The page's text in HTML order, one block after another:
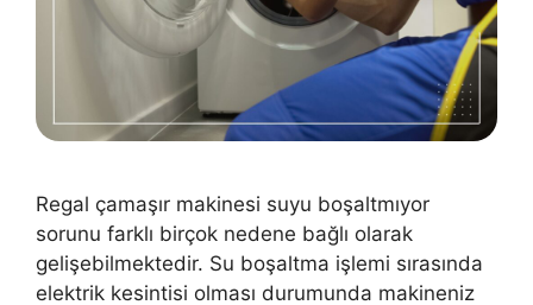
Regal çamaşır makinesi suyu boşaltmıyor
sorunu farklı birçok nedene bağlı olarak
gelişebilmektedir. Su boşaltma işlemi sırasında
elektrik kesintisi olması durumunda makineniz